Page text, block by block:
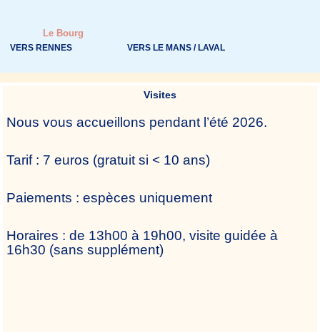
Le Bourg
VERS RENNES VERS LE MANS / LAVAL
Visites
Nous vous accueillons pendant l’été 2026.
Tarif : 7 euros (gratuit si < 10 ans)
Paiements : espèces uniquement
Horaires : de 13h00 à 19h00, visite guidée à
16h30 (sans supplément)